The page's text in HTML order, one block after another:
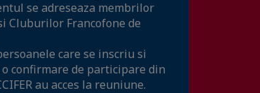
se adreseaza membrilor
Cluburilor Francofone de
care se inscriu si
confirmare de participare din
au acces la reuniune.